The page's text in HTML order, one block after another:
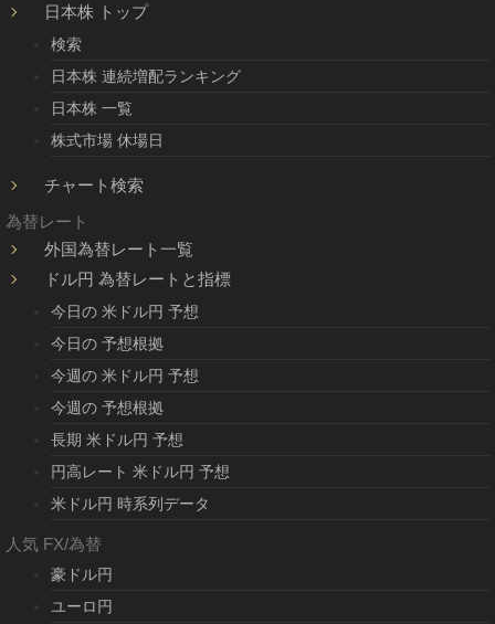
日本株 トップ
検索
日本株 連続増配ランキング
日本株 一覧
株式市場 休場日
チャート検索
為替レート
外国為替レート一覧
ドル円 為替レートと指標
今日の 米ドル円 予想
今日の 予想根拠
今週の 米ドル円 予想
今週の 予想根拠
長期 米ドル円 予想
円高レート 米ドル円 予想
米ドル円 時系列データ
人気 FX/為替
豪ドル円
ユーロ円